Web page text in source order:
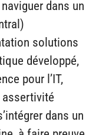
dans un
solutions
développé,
pour l’IT,
dans un